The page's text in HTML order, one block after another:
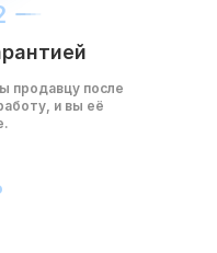
продавцу после
и вы её